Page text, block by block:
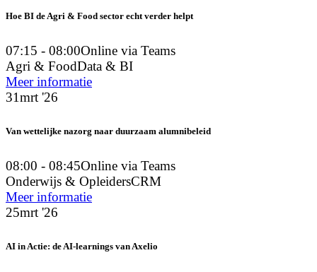
Hoe BI de Agri & Food sector echt verder helpt
07:15 - 08:00Online via Teams
Agri & FoodData & BI
Meer informatie
31mrt '26
Van wettelijke nazorg naar duurzaam alumnibeleid
08:00 - 08:45Online via Teams
Onderwijs & OpleidersCRM
Meer informatie
25mrt '26
AI in Actie: de AI-learnings van Axelio